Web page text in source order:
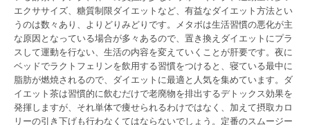
エクササイズ、糖質制限ダイエットなど、有益なダイエット方法とい
うのは数々あり、よりどりみどりです。メタボは生活習慣の悪化が主
な原因となっている場合が多々あるので、置き換えダイエットにプラ
スして運動を行ない、生活の内容を変えていくことが肝要です。夜に
ベッドでラクトフェリンを飲用する習慣をつけると、寝ている最中に
脂肪が燃焼されるので、ダイエットに最適と人気を集めています。ダ
イエット茶は習慣的に飲むだけで老廃物を排出するデトックス効果を
発揮しますが、それ単体で痩せられるわけではなく、加えて摂取カロ
リーの引き下げも行わなくてはならないでしょう。定番のスムージー